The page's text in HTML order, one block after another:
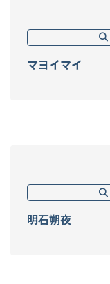
マヨイマイ
明石朔夜